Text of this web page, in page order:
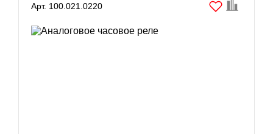
Арт. 100.021.0220